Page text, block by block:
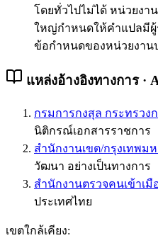
โดยทั่วไปไม่ได้ หน่วยงา
ใหญ่กำหนดให้คำแปลมีผู้
ข้อกำหนดของหน่วยงาน
แหล่งอ้างอิงทางการ ·
กรมการกงสุล กระทรวง
นิติกรณ์เอกสารราชการ
สำนักงานเขต/กรุงเทพม
วัฒนา อย่างเป็นทางการ
สำนักงานตรวจคนเข้าเมื
ประเทศไทย
เขตใกล้เคียง: